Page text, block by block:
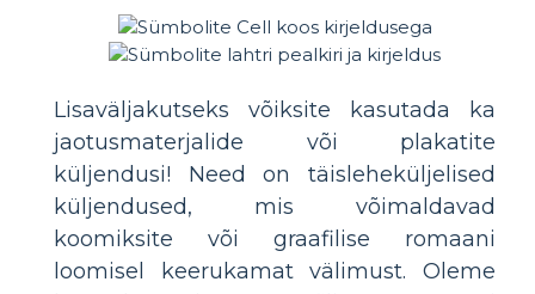
Lisaväljakutseks võiksite kasutada ka
jaotusmaterjalide või plakatite
küljendusi! Need on täisleheküljelised
küljendused, mis võimaldavad
koomiksite või graafilise romaani
loomisel keerukamat välimust. Oleme